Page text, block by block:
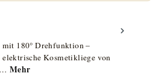
180° Drehfunktion –
Kosmetikliege von
Mehr